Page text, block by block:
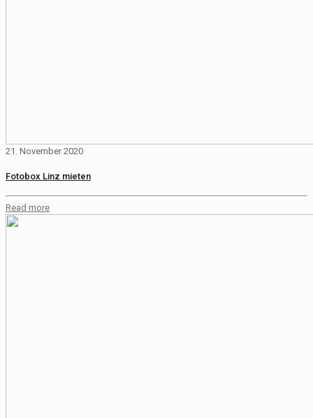
21. November 2020
Fotobox Linz mieten
Read more